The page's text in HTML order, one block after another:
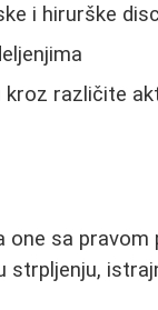
i hirurške
kroz različite
one sa
strpljenju,